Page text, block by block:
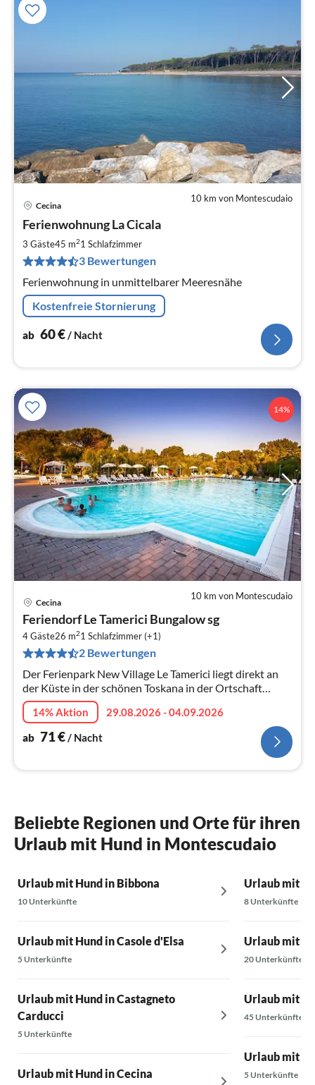
10 km von Montescudaio
Cecina
Ferienwohnung La Cicala
3 Gäste45 m21 Schlafzimmer
3 Bewertungen
Ferienwohnung in unmittelbarer Meeresnähe
Kostenfreie Stornierung
ab 60€/ Nacht
14%
10 km von Montescudaio
Cecina
Feriendorf Le Tamerici Bungalow sg
4 Gäste26 m21 Schlafzimmer (+1)
2 Bewertungen
Der Ferienpark New Village Le Tamerici liegt direkt an
der Küste in der schönen Toskana in der Ortschaft
Marina di Cecina (in der Nähe von Livorno).
14% Aktion
29.08.2026 - 04.09.2026
ab 71€ / Nacht
Beliebte Regionen und Orte für ihren
Urlaub mit Hund in Montescudaio
Urlaub mit Hund in Bibbona
10 Unterkünfte
Urlaub mit Hund in Casole d'Elsa
5 Unterkünfte
Urlaub mit Hund in Castagneto
Carducci
5 Unterkünfte
Urlaub mit Hund in Cecina
Urlaub mit
8 Unterkünfte
Urlaub mit
20 Unterkünfte
Urlaub mit
45 Unterkünfte
Urlaub mit
5 Unterkünfte